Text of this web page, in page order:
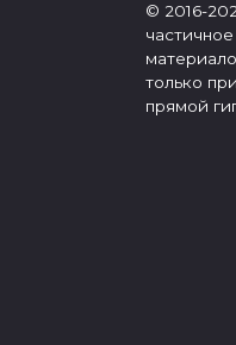
© 2016-
только
прямой